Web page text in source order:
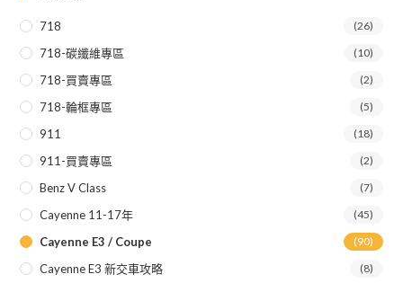
718 (26)
718-碳纖維專區 (10)
718-買賣專區 (2)
718-輪框專區 (5)
911 (18)
911-買賣專區 (2)
Benz V Class (7)
Cayenne 11-17年 (45)
Cayenne E3 / Coupe (90)
Cayenne E3 新交車攻略 (8)